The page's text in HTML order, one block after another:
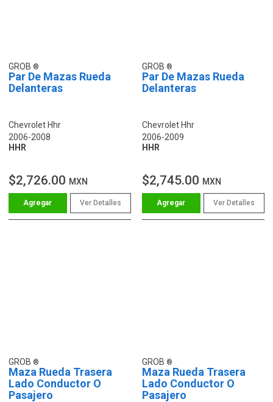
GROB
Par De Mazas Rueda
Delanteras
Chevrolet Hhr
2006-2008
HHR
$2,726.00 MXN
Ver Detalles
GROB
Par De Mazas Rueda
Delanteras
Chevrolet Hhr
2006-2009
HHR
$2,745.00 MXN
Ver Detalles
GROB
Maza Rueda Trasera
Lado Conductor O
Pasajero
GROB
Maza Rueda Trasera
Lado Conductor O
Pasajero